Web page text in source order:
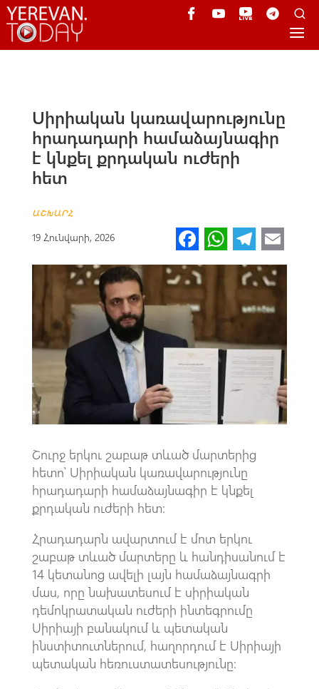
Սիրիական կառավարությունը
հրադադարի համաձայնագիր
է կնքել քրդական ուժերի
հետ
ԱՇԽԱՐՀ
19 Հունվարի, 2026 Fa
ce
b
o
o
k
W
h
at
s
A
p
Te
le
gr
a
m
m
Շուրջ երկու շաբաթ տևած մարտերից
հետո՝ Սիրիական կառավարությունը
հրադադարի համաձայնագիր է կնքել
քրդական ուժերի հետ:
Հրադադարն ավարտում է մոտ երկու
շաբաթ տևած մարտերը և հանդիսանում է
14 կետանոց ավելի լայն համաձայնագրի
մաս, որը նախատեսում է սիրիական
դեմոկրատական ուժերի ինտեգրումը
Սիրիայի բանակում և պետական
ինստիտուտներում, հաղորդում է Սիրիայի
պետական հեռուստատեսությունը: